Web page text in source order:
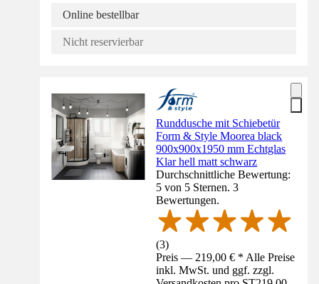
Online bestellbar
Nicht reservierbar
Runddusche mit Schiebetür
Form & Style Moorea black
900x900x1950 mm Echtglas
Klar hell matt schwarz
Durchschnittliche Bewertung:
5 von 5 Sternen. 3
Bewertungen.
(3)
Preis — 219,00 € * Alle Preise
inkl. MwSt. und ggf. zzgl.